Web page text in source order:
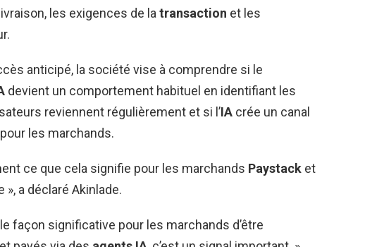
les exigences de la transaction et les
anticipé, la société vise à comprendre si le
devient un comportement habituel en identifiant les
reviennent régulièrement et si l’IA crée un canal
les marchands.
ce que cela signifie pour les marchands Paystack et
a déclaré Akinlade.
façon significative pour les marchands d’être